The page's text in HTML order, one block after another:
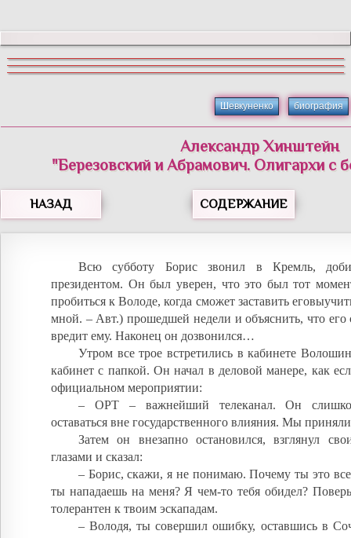
Шевкуненко биография
Александр Хинштейн
"Березовский и Абрамович. Олигархи с
НАЗАД СОДЕРЖАНИЕ
Всю субботу Борис звонил в Кремль,
президентом. Он был уверен, что это был тот
пробиться к Володе, когда сможет заставить
мной. – Авт.) прошедшей недели и объяснить, что его
вредит ему. Наконец он дозвонился…
Утром все трое встретились в кабинете
кабинет с папкой. Он начал в деловой манере, как
официальном мероприятии:
– ОРТ – важнейший телеканал. Он
оставаться вне государственного влияния. Мы
Затем он внезапно остановился, взглянул
глазами и сказал:
– Борис, скажи, я не понимаю. Почему ты это
ты нападаешь на меня? Я чем-то тебя обидел?
толерантен к твоим эскападам.
– Володя, ты совершил ошибку, оставшись в